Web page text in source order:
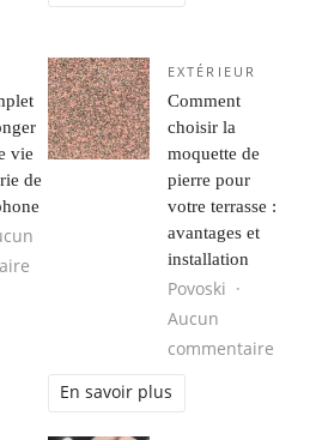
vie
de
sur Guide complet pour
EXTÉRIEUR
Comment
choisir la
moquette de
pierre pour
votre terrasse :
avantages et
installation
Povoski
Aucun
commentaire
En savoir plus